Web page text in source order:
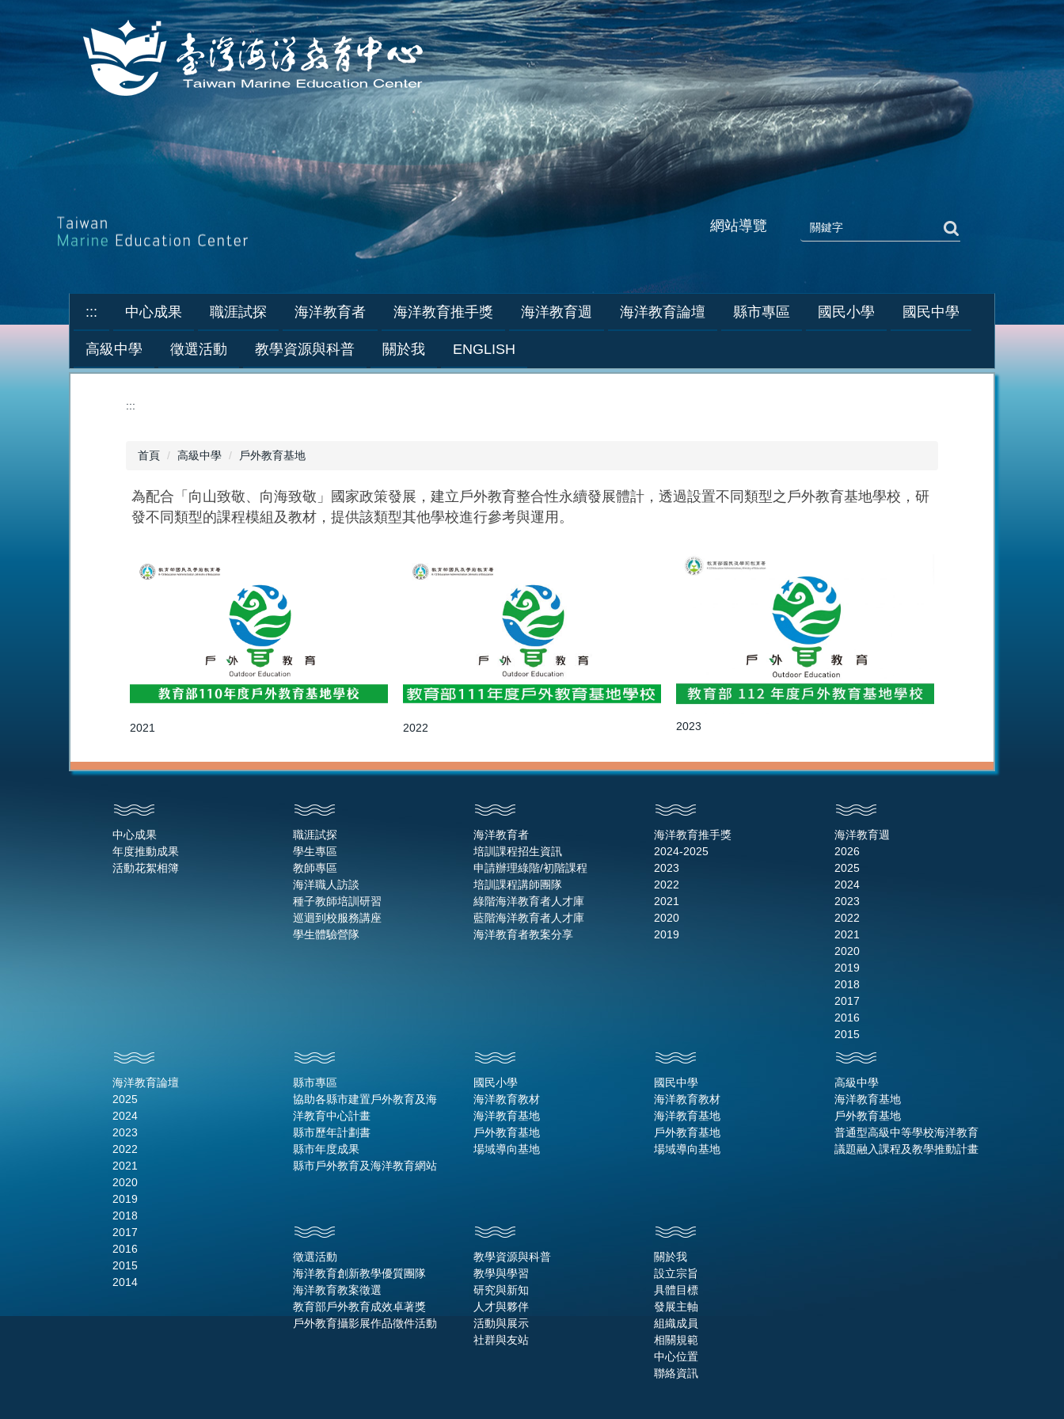
容
::: 中心成果 職涯試探 海洋教育者 海洋教育推手獎 海洋教育週 海洋教育論壇 縣市專區 國民小學 國民中學
高級中學 徵選活動 教學資源與科普 關於我 ENGLISH
網站導覽
:::
首頁 高級中學 戶外教育基地
為配合「向山致敬、向海致敬」國家政策發展，建立戶外教育整合性永續發展體計，透過設置不同類型之戶外教育基地學校，研
發不同類型的課程模組及教材，提供該類型其他學校進行參考與運用。
2021 2022 2023
中心成果
年度推動成果
活動花絮相簿
職涯試探
學生專區
教師專區
海洋職人訪談
種子教師培訓研習
巡迴到校服務講座
學生體驗營隊
海洋教育者
培訓課程招生資訊
申請辦理綠階/初階課程
培訓課程講師團隊
綠階海洋教育者人才庫
藍階海洋教育者人才庫
海洋教育者教案分享
海洋教育推手獎
2024-2025
2023
2022
2021
2020
2019
海洋教育週
2026
2025
2024
2023
2022
2021
2020
2019
2018
2017
2016
2015
海洋教育論壇
2025
2024
2023
2022
2021
2020
2019
2018
2017
2016
2015
2014
縣市專區
協助各縣市建置戶外教育及海
洋教育中心計畫
縣市歷年計劃書
縣市年度成果
縣市戶外教育及海洋教育網站
國民小學
海洋教育教材
海洋教育基地
戶外教育基地
場域導向基地
國民中學
海洋教育教材
海洋教育基地
戶外教育基地
場域導向基地
高級中學
海洋教育基地
戶外教育基地
普通型高級中等學校海洋教育
議題融入課程及教學推動計畫
徵選活動
海洋教育創新教學優質團隊
海洋教育教案徵選
教育部戶外教育成效卓著獎
戶外教育攝影展作品徵件活動
教學資源與科普
教學與學習
研究與新知
人才與夥伴
活動與展示
社群與友站
關於我
設立宗旨
具體目標
發展主軸
組織成員
相關規範
中心位置
聯絡資訊